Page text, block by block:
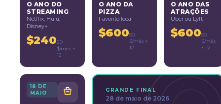
O ANO DO
STREAMING
Netflix, Hulu,
Disney+
$24020
$/mês ×
12
O ANO DA
PIZZA
Favorito local
$60050
$/mês ×
12
O ANO DAS
ATRAÇÕES
Uber ou Lyft
$60050
$/mês
× 12
18 DE
MAIO
GRANDE FINAL
28 de maio de 2026